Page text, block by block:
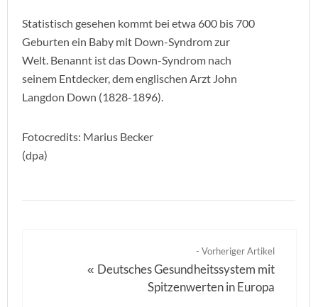
Statistisch gesehen kommt bei etwa 600 bis 700
Geburten ein Baby mit Down-Syndrom zur
Welt. Benannt ist das Down-Syndrom nach
seinem Entdecker, dem englischen Arzt John
Langdon Down (1828-1896).
Fotocredits: Marius Becker
(dpa)
- Vorheriger Artikel
« Deutsches Gesundheitssystem mit
Spitzenwerten in Europa